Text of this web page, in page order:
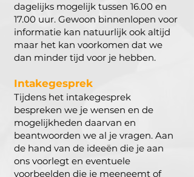
dagelijks mogelijk tussen 16.00 en
17.00 uur. Gewoon binnenlopen voor
informatie kan natuurlijk ook altijd
maar het kan voorkomen dat we
dan minder tijd voor je hebben.
Intakegesprek
Tijdens het intakegesprek
bespreken we je wensen en de
mogelijkheden daarvan en
beantwoorden we al je vragen. Aan
de hand van de ideeën die je aan
ons voorlegt en eventuele
voorbeelden die je meeneemt of